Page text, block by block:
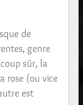
de
genre
sûr, la
rose (ou vice
est